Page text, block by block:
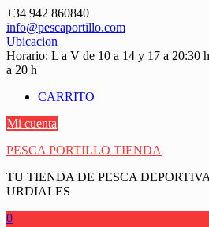
Saltar
contenido
+34 942 860840
info@pescaportillo.com
Ubicacion
Horario: L a V de 10 a 14 y 17 a 20:30
a 20 h
CARRITO
Mi cuenta
PESCA PORTILLO TIENDA
TU TIENDA DE PESCA
URDIALES
0